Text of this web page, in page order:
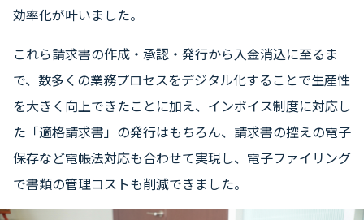
効率化が叶いました。
これら請求書の作成・承認・発行から入金消込に至るま
で、数多くの業務プロセスをデジタル化することで生産性
を大きく向上できたことに加え、インボイス制度に対応し
た「適格請求書」の発行はもちろん、請求書の控えの電子
保存など電帳法対応も合わせて実現し、電子ファイリング
で書類の管理コストも削減できました。